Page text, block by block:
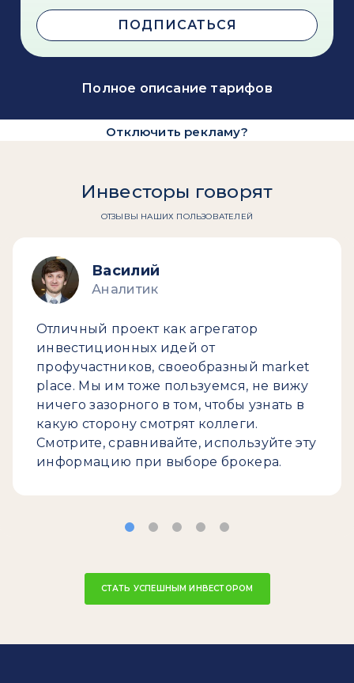
ПОДПИСАТЬСЯ
Полное описание тарифов
Отключить рекламу?
Инвесторы говорят
ОТЗЫВЫ НАШИХ ПОЛЬЗОВАТЕЛЕЙ
Василий
Аналитик
Отличный проект как агрегатор
инвестиционных идей от
профучастников, своеобразный market
place. Мы им тоже пользуемся, не вижу
ничего зазорного в том, чтобы узнать в
какую сторону смотрят коллеги.
Смотрите, сравнивайте, используйте эту
информацию при выборе брокера.
СТАТЬ УСПЕШНЫМ ИНВЕСТОРОМ